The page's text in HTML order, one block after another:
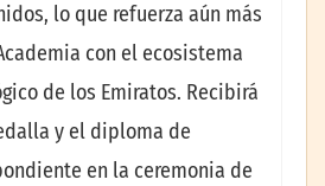
lo que refuerza aún más
con el ecosistema
de los Emiratos. Recibirá
y el diploma de
en la ceremonia de